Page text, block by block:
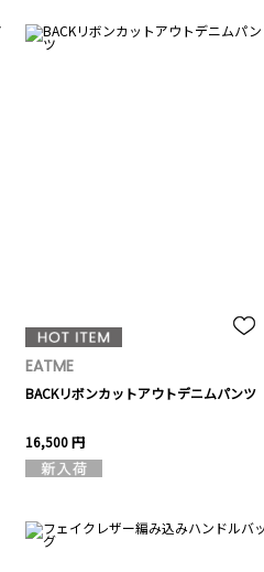
EATME
BACKリボンカットアウトデニムパンツ
16,500 円